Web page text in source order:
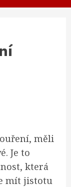
měli
Je to
která
mít jistotu